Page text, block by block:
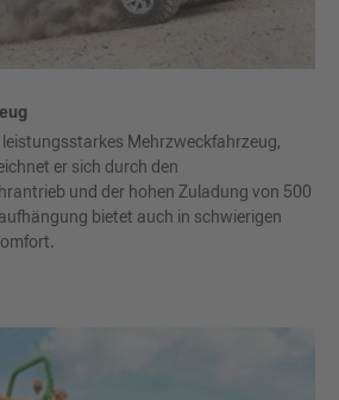
leistungsstarkes Mehrzweckfahrzeug,
er sich durch den
und der hohen Zuladung von 500
bietet auch in schwierigen